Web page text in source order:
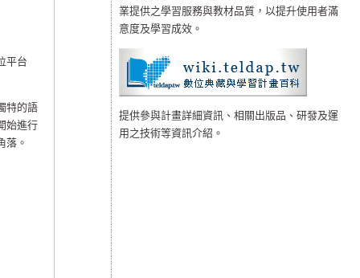
業提供之學習服務與教材品質，以提升使用者滿
意度及學習成效。
提供參與計畫詳細資訊、相關出版品、研發及運
用之技術等資訊介紹。
平台
特的語
始進行
落。